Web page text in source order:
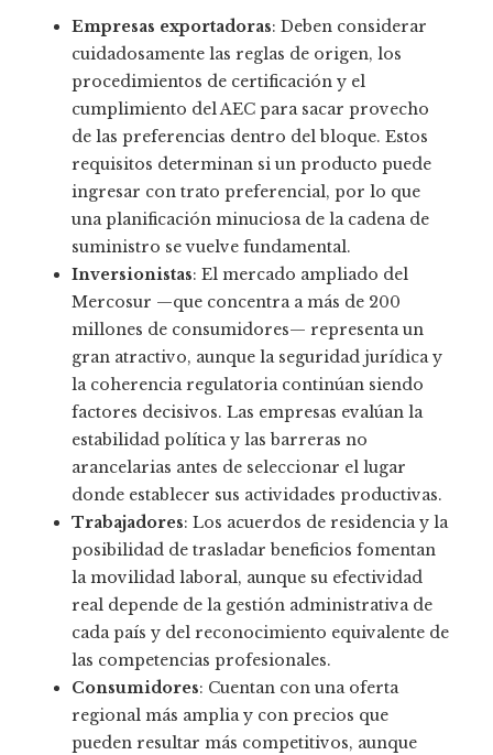
Empresas exportadoras: Deben considerar
cuidadosamente las reglas de origen, los
procedimientos de certificación y el
cumplimiento del AEC para sacar provecho
de las preferencias dentro del bloque. Estos
requisitos determinan si un producto puede
ingresar con trato preferencial, por lo que
una planificación minuciosa de la cadena de
suministro se vuelve fundamental.
Inversionistas: El mercado ampliado del
Mercosur —que concentra a más de 200
millones de consumidores— representa un
gran atractivo, aunque la seguridad jurídica y
la coherencia regulatoria continúan siendo
factores decisivos. Las empresas evalúan la
estabilidad política y las barreras no
arancelarias antes de seleccionar el lugar
donde establecer sus actividades productivas.
Trabajadores: Los acuerdos de residencia y la
posibilidad de trasladar beneficios fomentan
la movilidad laboral, aunque su efectividad
real depende de la gestión administrativa de
cada país y del reconocimiento equivalente de
las competencias profesionales.
Consumidores: Cuentan con una oferta
regional más amplia y con precios que
pueden resultar más competitivos, aunque